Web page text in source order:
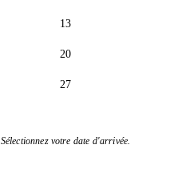
13
20
27
Sélectionnez votre date d'arrivée.